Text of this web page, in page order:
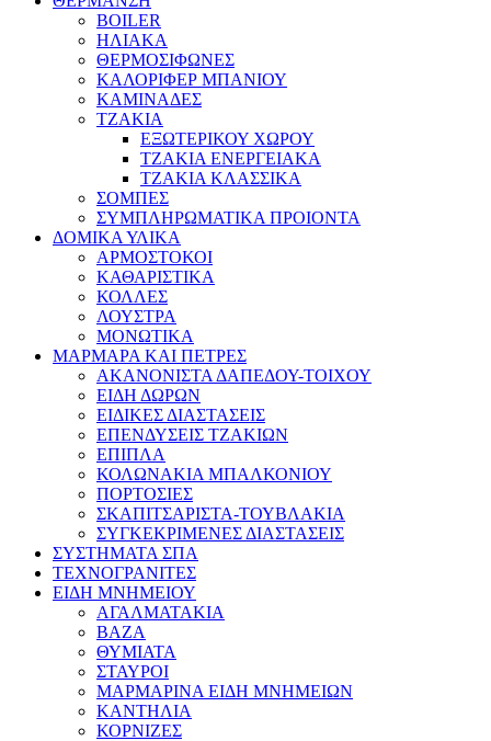
BOILER
ΗΛΙΑΚΑ
ΘΕΡΜΟΣΙΦΩΝΕΣ
ΚΑΛΟΡΙΦΕΡ ΜΠΑΝΙΟΥ
ΚΑΜΙΝΑΔΕΣ
ΤΖΑΚΙΑ
ΕΞΩΤΕΡΙΚΟΥ ΧΩΡΟΥ
ΤΖΑΚΙΑ ΕΝΕΡΓΕΙΑΚΑ
ΤΖΑΚΙΑ ΚΛΑΣΣΙΚΑ
ΣΟΜΠΕΣ
ΣΥΜΠΛΗΡΩΜΑΤΙΚΑ ΠΡΟΙΟΝΤΑ
ΔΟΜΙΚΑ ΥΛΙΚΑ
ΑΡΜΟΣΤΟΚΟΙ
ΚΑΘΑΡΙΣΤΙΚΑ
ΚΟΛΛΕΣ
ΛΟΥΣΤΡΑ
ΜΟΝΩΤΙΚΑ
ΜΑΡΜΑΡΑ ΚΑΙ ΠΕΤΡΕΣ
ΑΚΑΝΟΝΙΣΤΑ ΔΑΠΕΔΟΥ-ΤΟΙΧΟΥ
ΕΙΔΗ ΔΩΡΩΝ
ΕΙΔΙΚΕΣ ΔΙΑΣΤΑΣΕΙΣ
ΕΠΕΝΔΥΣΕΙΣ ΤΖΑΚΙΩΝ
ΕΠΙΠΛΑ
ΚΟΛΩΝΑΚΙΑ ΜΠΑΛΚΟΝΙΟΥ
ΠΟΡΤΟΣΙΕΣ
ΣΚΑΠΙΤΣΑΡΙΣΤΑ-ΤΟΥΒΛΑΚΙΑ
ΣΥΓΚΕΚΡΙΜΕΝΕΣ ΔΙΑΣΤΑΣΕΙΣ
ΣΥΣΤΗΜΑΤΑ ΣΠΑ
ΤΕΧΝΟΓΡΑΝΙΤΕΣ
ΕΙΔΗ ΜΝΗΜΕΙΟΥ
ΑΓΑΛΜΑΤΑΚΙΑ
ΒΑΖΑ
ΘΥΜΙΑΤΑ
ΣΤΑΥΡΟΙ
ΜΑΡΜΑΡΙΝΑ ΕΙΔΗ ΜΝΗΜΕΙΩΝ
ΚΑΝΤΗΛΙΑ
ΚΟΡΝΙΖΕΣ